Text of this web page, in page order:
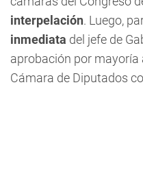
interpelación. Luego,
inmediata del jefe de
aprobación por mayoría
Cámara de Diputados